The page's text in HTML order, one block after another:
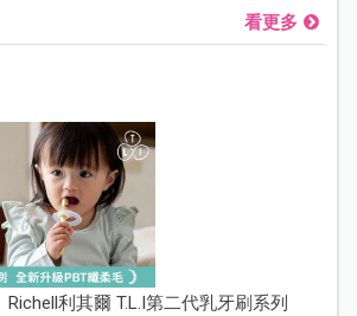
看更多
Richell利其爾 T.L.I第二代乳牙刷系列